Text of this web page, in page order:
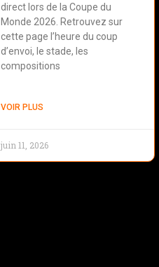
direct lors de la Coupe du
Monde 2026. Retrouvez sur
cette page l’heure du coup
d’envoi, le stade, les
compositions
VOIR PLUS
juin 11, 2026